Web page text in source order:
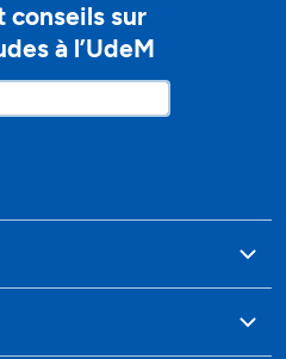
conseils sur
à l’UdeM